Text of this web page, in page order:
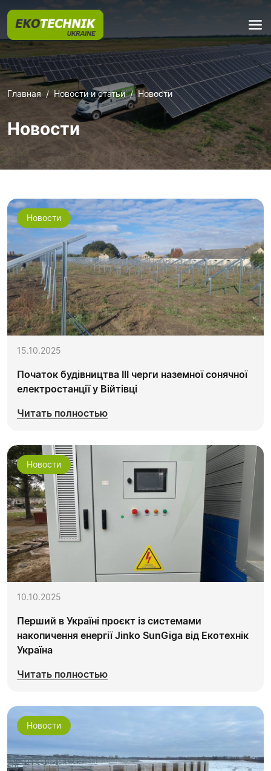
Главная Новости и статьи Новости
Новости
Новости
15.10.2025
Початок будівництва ІІІ черги наземної сонячної
електростанції у Війтівці
Читать полностью
Новости
10.10.2025
Перший в Україні проєкт із системами
накопичення енергії Jinko SunGiga від Екотехнік
Україна
Читать полностью
Новости